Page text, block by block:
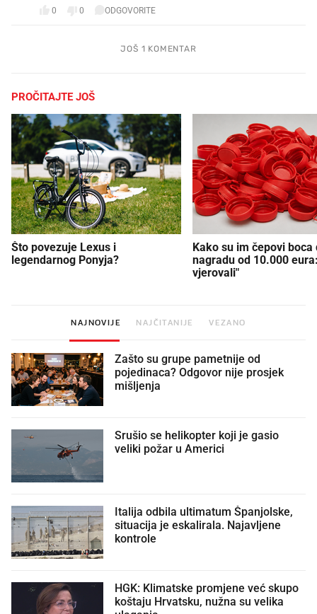
0 0 ODGOVORITE
JOŠ 1 KOMENTAR
PROČITAJTE JOŠ
Što povezuje Lexus i
legendarnog Ponyja?
Kako su im čepovi boca
nagradu od 10.000
vjerovali"
NAJNOVIJE NAJČITANIJE VEZANO
Zašto su grupe pametnije od
pojedinaca? Odgovor nije prosjek
mišljenja
Srušio se helikopter koji je gasio
veliki požar u Americi
Italija odbila ultimatum Španjolske,
situacija je eskalirala. Najavljene
kontrole
HGK: Klimatske promjene već skupo
koštaju Hrvatsku, nužna su velika